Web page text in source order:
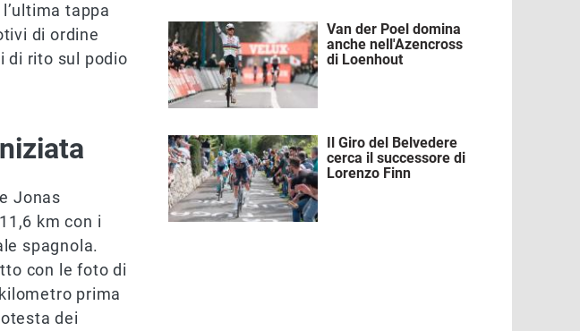
l’ultima tappa
di ordine
di rito sul podio
Jonas
km con i
spagnola.
con le foto di
prima
dei
Immagine
Van der Poel domina
anche nell'Azencross
di Loenhout
Immagine
Il Giro del Belvedere
cerca il successore di
Lorenzo Finn